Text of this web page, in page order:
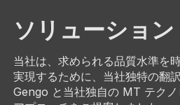
ソリューション
当社は、求められる品質水準を
実現するために、当社独特の翻
Gengo と当社独自の MT テク